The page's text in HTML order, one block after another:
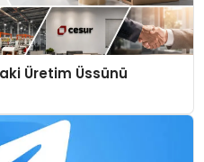
Üretim Üssünü